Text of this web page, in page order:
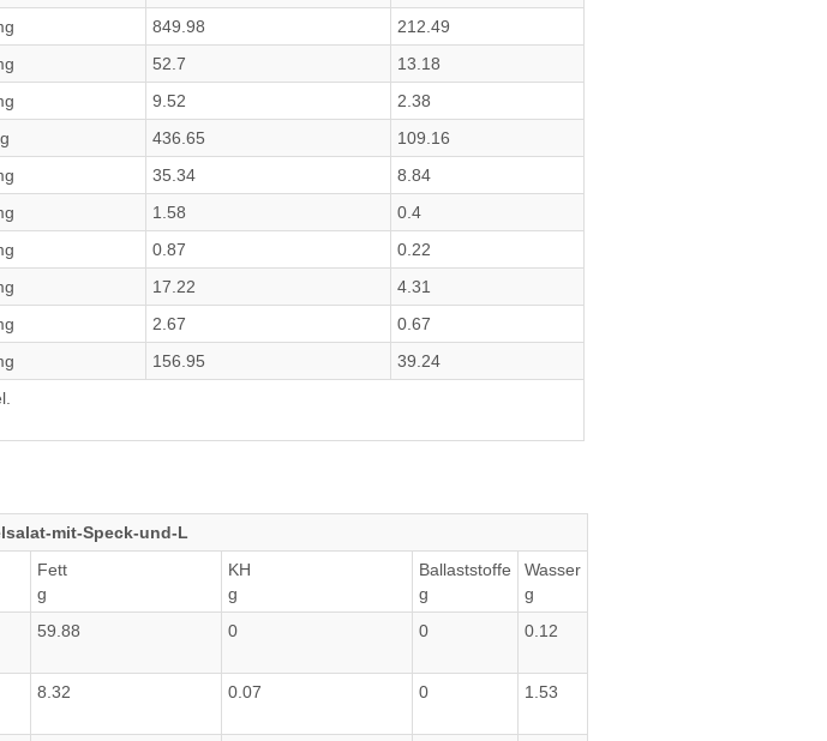
849.98
212.49
52.7
13.18
9.52
2.38
436.65
109.16
35.34
8.84
1.58
0.4
0.87
0.22
17.22
4.31
2.67
0.67
156.95
39.24
mit-Speck-und-L
Fett
g
KH
g
Ballaststoffe
g
Wasser
g
59.88 0 0 0.12
8.32 0.07 0 1.53